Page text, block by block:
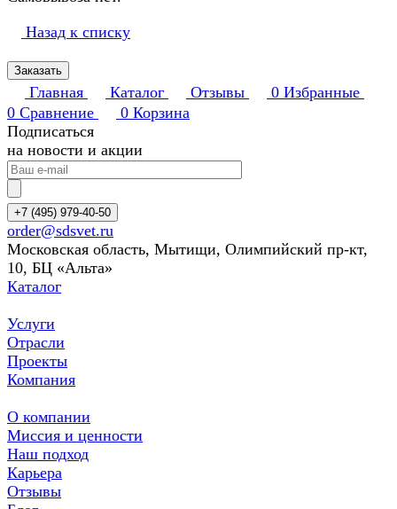
Назад к списку
Заказать
Главная Каталог Отзывы 0 Избранные
0 Сравнение 0 Корзина
Подписаться
на новости и акции
+7 (495) 979-40-50
order@sdsvet.ru
Московская область, Мытищи, Олимпийский пр-кт,
10, БЦ «Альта»
Каталог
Услуги
Отрасли
Проекты
Компания
О компании
Миссия и ценности
Наш подход
Карьера
Отзывы